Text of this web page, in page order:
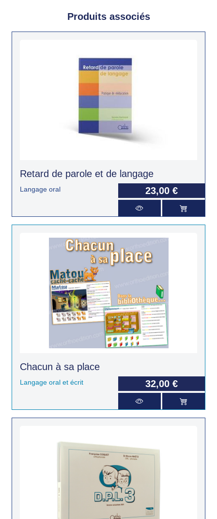
Produits associés
Retard de parole et de langage
Langage oral 23,00 €
Chacun à sa place
Langage oral et écrit 32,00 €